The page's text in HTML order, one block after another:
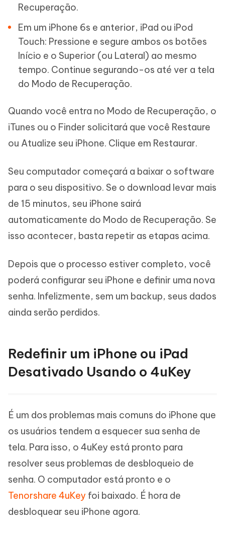
Recuperação.
Em um iPhone 6s e anterior, iPad ou iPod
Touch: Pressione e segure ambos os botões
Início e o Superior (ou Lateral) ao mesmo
tempo. Continue segurando-os até ver a tela
do Modo de Recuperação.
Quando você entra no Modo de Recuperação, o
iTunes ou o Finder solicitará que você Restaure
ou Atualize seu iPhone. Clique em Restaurar.
Seu computador começará a baixar o software
para o seu dispositivo. Se o download levar mais
de 15 minutos, seu iPhone sairá
automaticamente do Modo de Recuperação. Se
isso acontecer, basta repetir as etapas acima.
Depois que o processo estiver completo, você
poderá configurar seu iPhone e definir uma nova
senha. Infelizmente, sem um backup, seus dados
ainda serão perdidos.
Redefinir um iPhone ou iPad
Desativado Usando o 4uKey
É um dos problemas mais comuns do iPhone que
os usuários tendem a esquecer sua senha de
tela. Para isso, o 4uKey está pronto para
resolver seus problemas de desbloqueio de
senha. O computador está pronto e o
Tenorshare 4uKey foi baixado. É hora de
desbloquear seu iPhone agora.